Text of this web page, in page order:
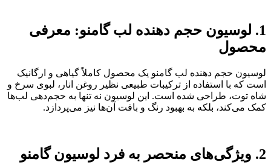
1. لوسیون حجم دهنده لب گامنو: معرفی
محصول
لوسیون حجم دهنده لب گامنو یک محصول کاملاً گیاهی و ارگانیک
است که با استفاده از ترکیبات طبیعی نظیر روغن انار، لبوی سرخ و
شاه توت، طراحی شده است. این لوسیون نه تنها به حجم‌دهی لب‌ها
کمک می‌کند، بلکه به بهبود رنگ و بافت آن‌ها نیز می‌پردازد.
2. ویژگی‌های منحصر به فرد لوسیون گامنو